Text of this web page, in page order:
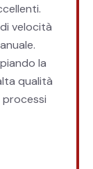
velocità
la
qualità